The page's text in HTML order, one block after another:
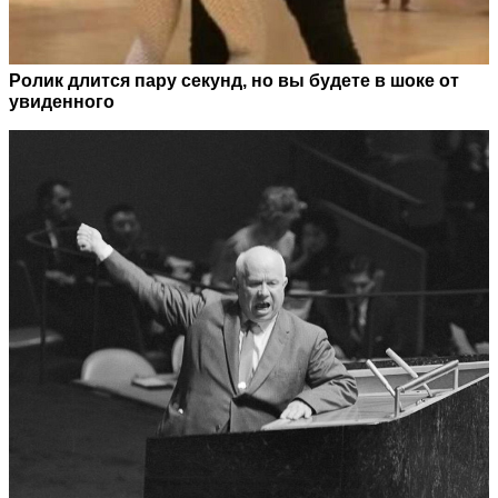
Ролик длится пару секунд, но вы будете в шоке от
увиденного